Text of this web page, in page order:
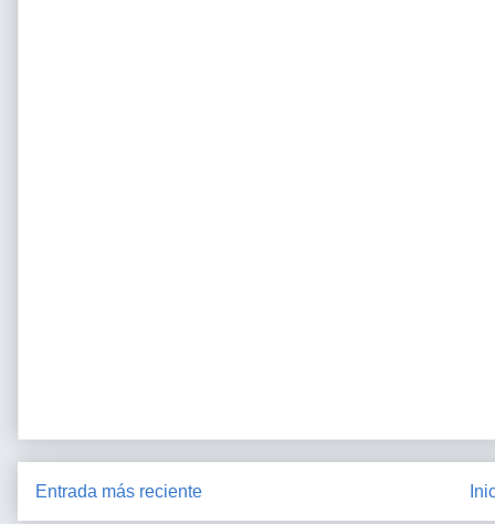
Entrada más reciente